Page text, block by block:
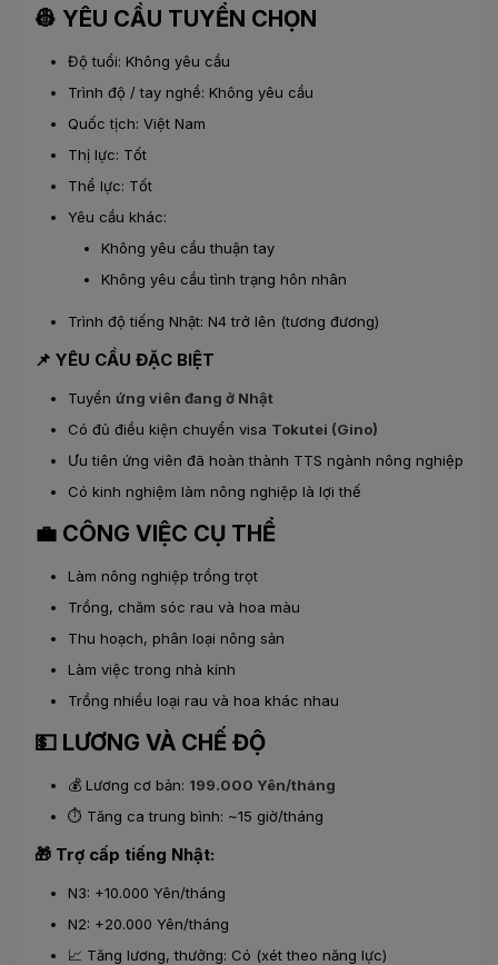
👷 YÊU CẦU TUYỂN CHỌN
Độ tuổi: Không yêu cầu
Trình độ / tay nghề: Không yêu cầu
Quốc tịch: Việt Nam
Thị lực: Tốt
Thể lực: Tốt
Yêu cầu khác:
Không yêu cầu thuận tay
Không yêu cầu tình trạng hôn nhân
Trình độ tiếng Nhật: N4 trở lên (tương đương)
📌 YÊU CẦU ĐẶC BIỆT
Tuyển ứng viên đang ở Nhật
Có đủ điều kiện chuyển visa Tokutei (Gino)
Ưu tiên ứng viên đã hoàn thành TTS ngành nông nghiệp
Có kinh nghiệm làm nông nghiệp là lợi thế
💼 CÔNG VIỆC CỤ THỂ
Làm nông nghiệp trồng trọt
Trồng, chăm sóc rau và hoa màu
Thu hoạch, phân loại nông sản
Làm việc trong nhà kính
Trồng nhiều loại rau và hoa khác nhau
💵 LƯƠNG VÀ CHẾ ĐỘ
💰 Lương cơ bản: 199.000 Yên/tháng
⏱ Tăng ca trung bình: ~15 giờ/tháng
🎁 Trợ cấp tiếng Nhật:
N3: +10.000 Yên/tháng
N2: +20.000 Yên/tháng
📈 Tăng lương, thưởng: Có (xét theo năng lực)